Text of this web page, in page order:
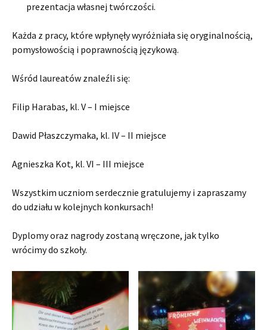
prezentacja własnej twórczości.
Każda z pracy, które wpłynęły wyróżniała się oryginalnością,
pomysłowością i poprawnością językową.
Wśród laureatów znaleźli się:
Filip Harabas, kl. V – I miejsce
Dawid Płaszczymaka, kl. IV – II miejsce
Agnieszka Kot, kl. VI – III miejsce
Wszystkim uczniom serdecznie gratulujemy i zapraszamy
do udziału w kolejnych konkursach!
Dyplomy oraz nagrody zostaną wręczone, jak tylko
wrócimy do szkoły.